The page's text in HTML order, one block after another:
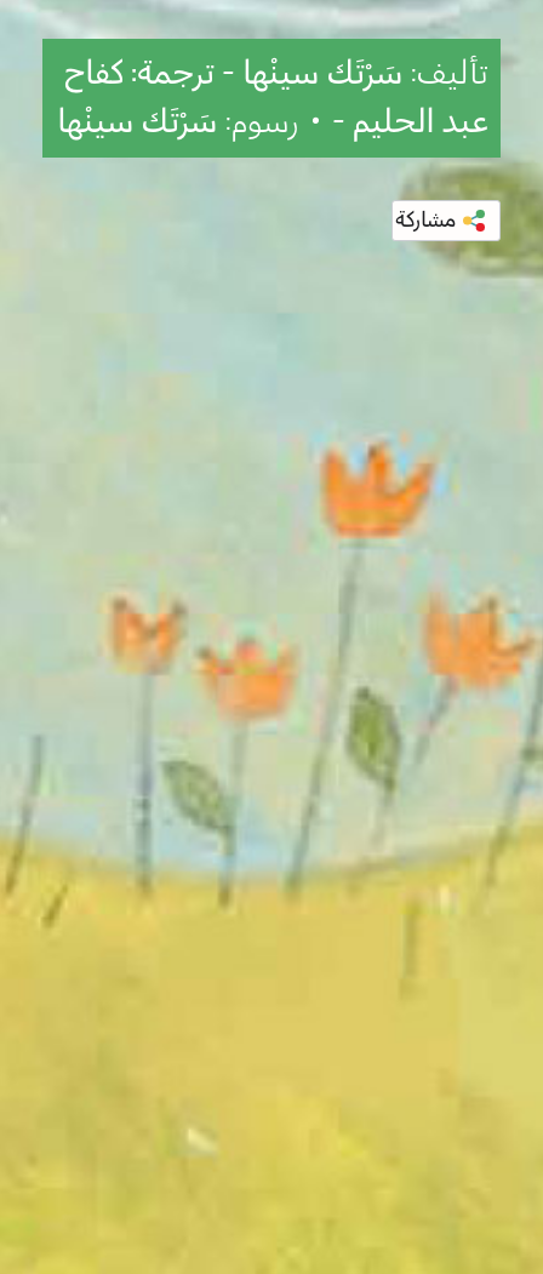
تأليف: سَرْتَك سينْها - ترجمة: كفاح
عبد الحليم - • رسوم: سَرْتَك سينْها
مشاركة